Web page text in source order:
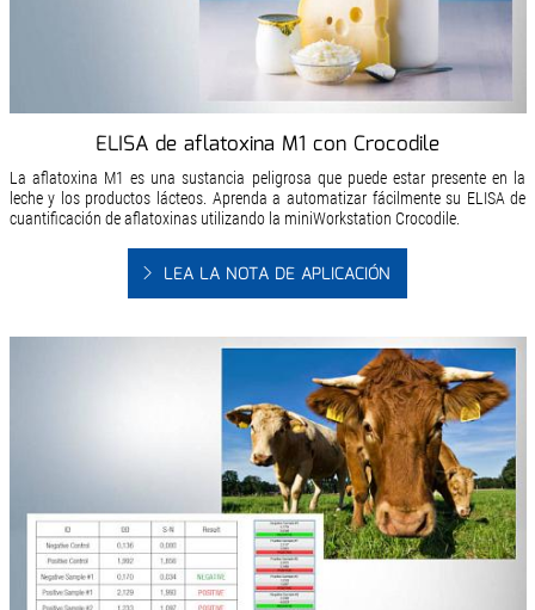
ELISA de aflatoxina M1 con Crocodile
La aflatoxina M1 es una sustancia peligrosa que puede estar presente en la
leche y los productos lácteos. Aprenda a automatizar fácilmente su ELISA de
cuantificación de aflatoxinas utilizando la miniWorkstation Crocodile.
LEA LA NOTA DE APLICACIÓN